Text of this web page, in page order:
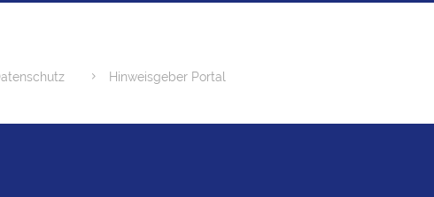
Hinweisgeber Portal